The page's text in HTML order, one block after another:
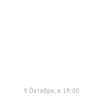
9 Октября, в 19:00